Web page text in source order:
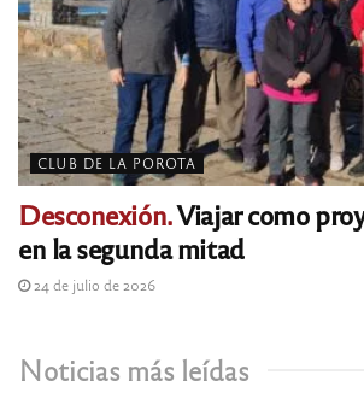
CLUB DE LA POROTA
Desconexión.Viajar como
en la segunda mitad
24 de julio de 2026
Noticias más leídas